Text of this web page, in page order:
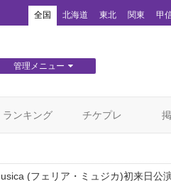
全国 北海道 東北 関東 甲
管理メニュー
ランキング チケプレ
(フェリア・ミュジカ)初来日公